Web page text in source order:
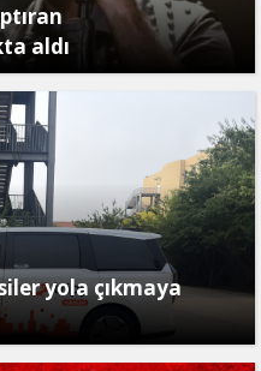
aldı
yola çıkmaya